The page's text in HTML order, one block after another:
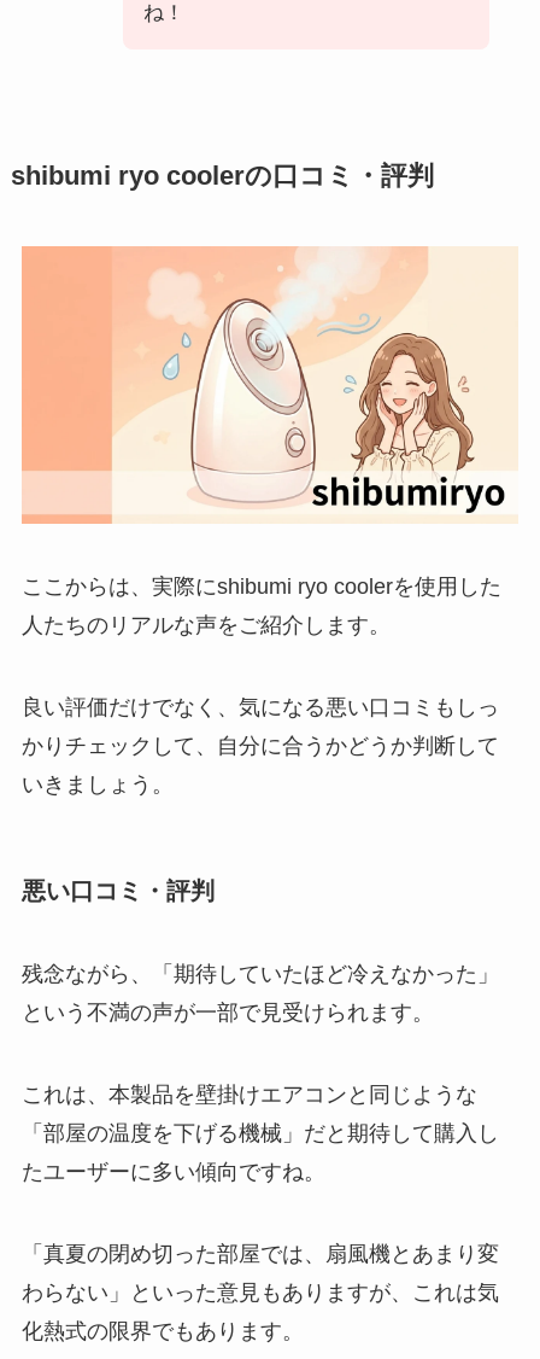
ね！
shibumi ryo coolerの口コミ・評判
ここからは、実際にshibumi ryo coolerを使用した
人たちのリアルな声をご紹介します。
良い評価だけでなく、気になる悪い口コミもしっ
かりチェックして、自分に合うかどうか判断して
いきましょう。
悪い口コミ・評判
残念ながら、「期待していたほど冷えなかった」
という不満の声が一部で見受けられます。
これは、本製品を壁掛けエアコンと同じような
「部屋の温度を下げる機械」だと期待して購入し
たユーザーに多い傾向ですね。
「真夏の閉め切った部屋では、扇風機とあまり変
わらない」といった意見もありますが、これは気
化熱式の限界でもあります。